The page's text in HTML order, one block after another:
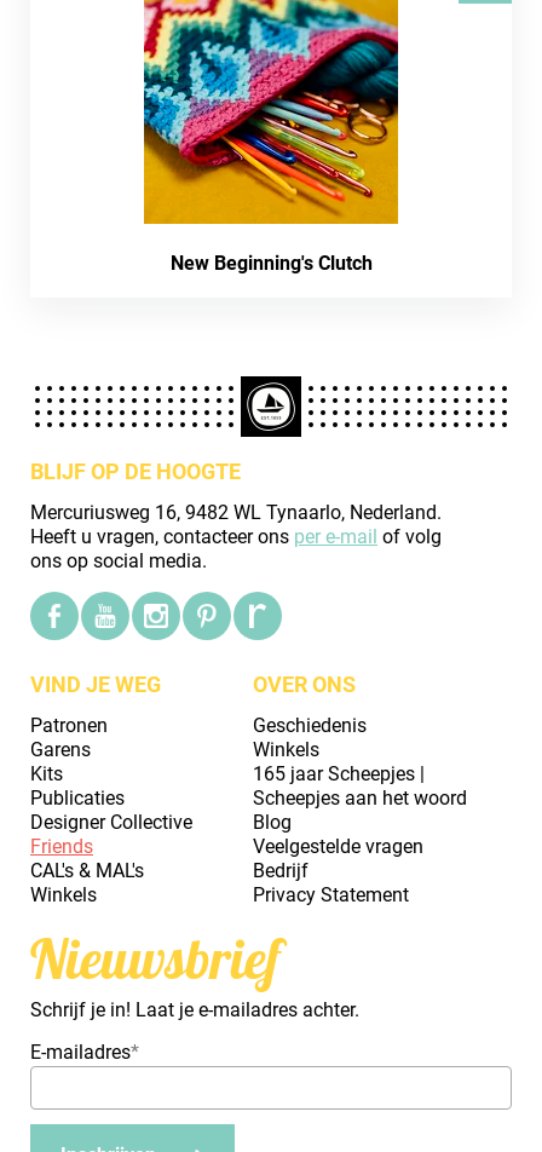
New Beginning's Clutch
BLIJF OP DE HOOGTE
Mercuriusweg 16, 9482 WL Tynaarlo, Nederland.
Heeft u vragen, contacteer ons per e-mail of volg
ons op social media.
VIND JE WEG
Patronen
Garens
Kits
Publicaties
Designer Collective
Friends
CAL's & MAL's
Winkels
OVER ONS
Geschiedenis
Winkels
165 jaar Scheepjes |
Scheepjes aan het woord
Blog
Veelgestelde vragen
Bedrijf
Privacy Statement
Nieuwsbrief
Schrijf je in! Laat je e-mailadres achter.
E-mailadres*